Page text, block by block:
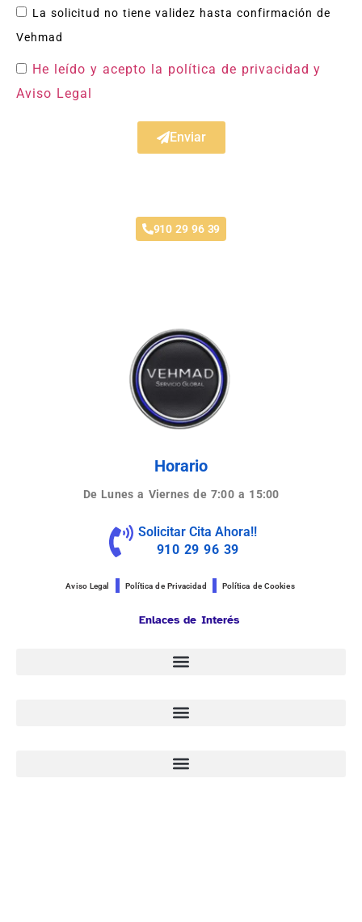
La solicitud no tiene validez hasta confirmación de
Vehmad
He leído y acepto la política de privacidad y
Aviso Legal
Enviar
910 29 96 39
Horario
De Lunes a Viernes de 7:00 a 15:00
Solicitar Cita Ahora!!
910 29 96 39
Aviso Legal Política de Privacidad Política de Cookies
Enlaces de Interés